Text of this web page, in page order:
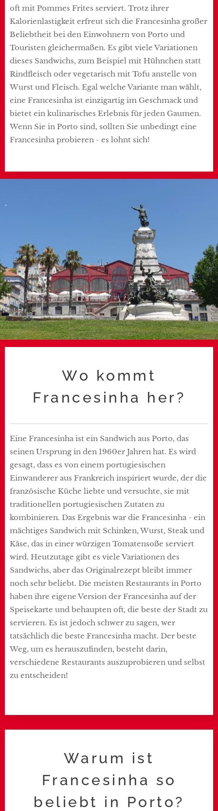
oft mit Pommes Frites serviert. Trotz ihrer
Kalorienlastigkeit erfreut sich die Francesinha großer
Beliebtheit bei den Einwohnern von Porto und
Touristen gleichermaßen. Es gibt viele Variationen
dieses Sandwichs, zum Beispiel mit Hühnchen statt
Rindfleisch oder vegetarisch mit Tofu anstelle von
Wurst und Fleisch. Egal welche Variante man wählt,
eine Francesinha ist einzigartig im Geschmack und
bietet ein kulinarisches Erlebnis für jeden Gaumen.
Wenn Sie in Porto sind, sollten Sie unbedingt eine
Francesinha probieren - es lohnt sich!
.
Wo kommt
Francesinha her?
Eine Francesinha ist ein Sandwich aus Porto, das
seinen Ursprung in den 1960er Jahren hat. Es wird
gesagt, dass es von einem portugiesischen
Einwanderer aus Frankreich inspiriert wurde, der die
französische Küche liebte und versuchte, sie mit
traditionellen portugiesischen Zutaten zu
kombinieren. Das Ergebnis war die Francesinha - ein
mächtiges Sandwich mit Schinken, Wurst, Steak und
Käse, das in einer würzigen Tomatensoße serviert
wird. Heutzutage gibt es viele Variationen des
Sandwichs, aber das Originalrezept bleibt immer
noch sehr beliebt. Die meisten Restaurants in Porto
haben ihre eigene Version der Francesinha auf der
Speisekarte und behaupten oft, die beste der Stadt zu
servieren. Es ist jedoch schwer zu sagen, wer
tatsächlich die beste Francesinha macht. Der beste
Weg, um es herauszufinden, besteht darin,
verschiedene Restaurants auszuprobieren und selbst
zu entscheiden!
Warum ist
Francesinha so
beliebt in Porto?